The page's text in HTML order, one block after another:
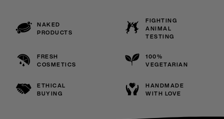
NAKED
PRODUCTS
FIGHTING
ANIMAL
TESTING
FRESH
COSMETICS
100%
VEGETARIAN
ETHICAL
BUYING
HANDMADE
WITH LOVE